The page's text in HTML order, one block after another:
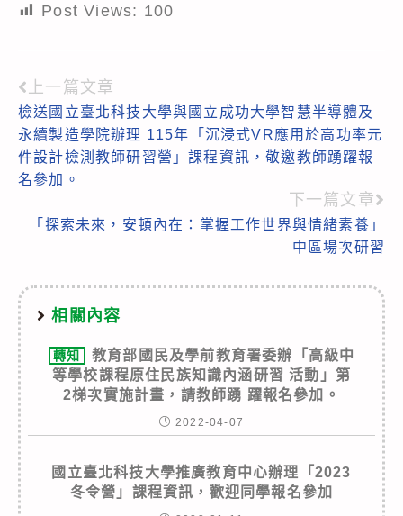
Post Views: 100
Read
more
articles
上一篇文章
檢送國立臺北科技大學與國立成功大學智慧半導體及
永續製造學院辦理 115年「沉浸式VR應用於高功率元
件設計檢測教師研習營」課程資訊，敬邀教師踴躍報
名參加。
下一篇文章
「探索未來，安頓內在：掌握工作世界與情緒素養」
中區場次研習
相關內容
轉知
教育部國民及學前教育署委辦「高級中
等學校課程原住民族知識內涵研習 活動」第
2梯次實施計畫，請教師踴 躍報名參加。
2022-04-07
國立臺北科技大學推廣教育中心辦理「2023
冬令營」課程資訊，歡迎同學報名參加